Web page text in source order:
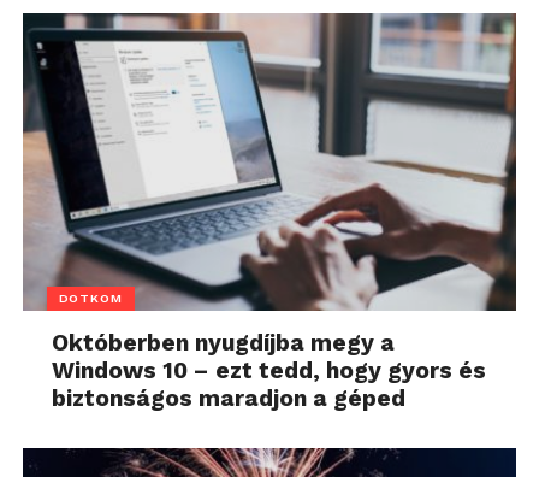
DOTKOM
Októberben nyugdíjba megy a
Windows 10 – ezt tedd, hogy gyors és
biztonságos maradjon a géped